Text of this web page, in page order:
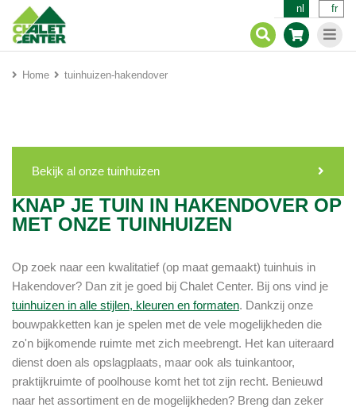
nl fr
Home tuinhuizen-hakendover
Bekijk al onze tuinhuizen
KNAP JE TUIN IN HAKENDOVER OP
MET ONZE TUINHUIZEN
Op zoek naar een kwalitatief (op maat gemaakt) tuinhuis in
Hakendover? Dan zit je goed bij Chalet Center. Bij ons vind je
tuinhuizen in alle stijlen, kleuren en formaten. Dankzij onze
bouwpakketten kan je spelen met de vele mogelijkheden die
zo'n bijkomende ruimte met zich meebrengt. Het kan uiteraard
dienst doen als opslagplaats, maar ook als tuinkantoor,
praktijkruimte of poolhouse komt het tot zijn recht. Benieuwd
naar het assortiment en de mogelijkheden? Breng dan zeker